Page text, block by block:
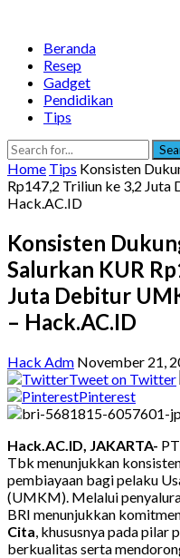
Beranda
Resep
Gadget
Pendidikan
Tips
Home Tips Konsisten
Rp147,2 Triliun ke 3,2
Hack.AC.ID
Konsisten
Salurkan KUR
Juta Debitur
– Hack.AC.ID
Hack Adm November 21,
Tweet on Twitter
Pinterest
Hack.AC.ID, JAKARTA-
Tbk menunjukkan
pembiayaan bagi pelaku
(UMKM). Melalui
BRI menunjukkan
Cita, khususnya pada pilar
berkualitas serta